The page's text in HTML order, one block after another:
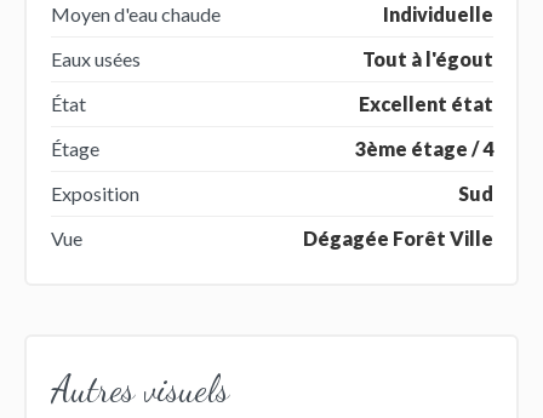
Moyen d'eau chaude
Individuelle
Eaux usées
Tout à l'égout
État
Excellent état
Étage
3ème étage / 4
Exposition
Sud
Vue
Dégagée Forêt Ville
Autres visuels